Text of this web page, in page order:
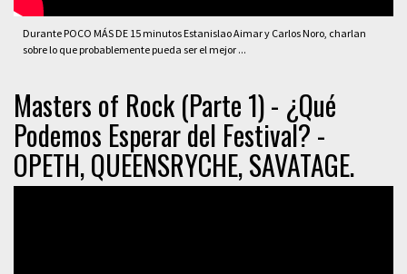
Durante POCO MÁS DE 15 minutos Estanislao Aimar y Carlos Noro, charlan
sobre lo que probablemente pueda ser el mejor ...
Masters of Rock (Parte 1) - ¿Qué
Podemos Esperar del Festival? -
OPETH, QUEENSRYCHE, SAVATAGE.